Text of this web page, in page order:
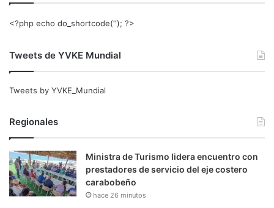
<?php echo do_shortcode(‘‘); ?>
Tweets de YVKE Mundial
Tweets by YVKE_Mundial
Regionales
Ministra de Turismo lidera encuentro con
prestadores de servicio del eje costero
carabobeño
hace 26 minutos